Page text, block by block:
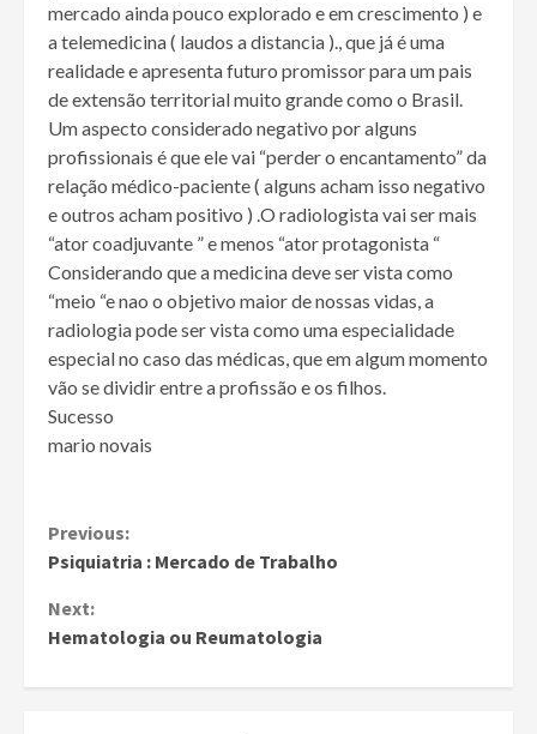
mercado ainda pouco explorado e em crescimento ) e
a telemedicina ( laudos a distancia )., que já é uma
realidade e apresenta futuro promissor para um pais
de extensão territorial muito grande como o Brasil.
Um aspecto considerado negativo por alguns
profissionais é que ele vai “perder o encantamento” da
relação médico-paciente ( alguns acham isso negativo
e outros acham positivo ) .O radiologista vai ser mais
“ator coadjuvante ” e menos “ator protagonista “
Considerando que a medicina deve ser vista como
“meio “e nao o objetivo maior de nossas vidas, a
radiologia pode ser vista como uma especialidade
especial no caso das médicas, que em algum momento
vão se dividir entre a profissão e os filhos.
Sucesso
mario novais
Continue
Reading
Previous:
Psiquiatria : Mercado de Trabalho
Next:
Hematologia ou Reumatologia